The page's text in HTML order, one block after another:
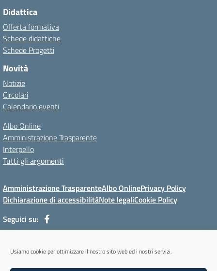
Usiamo cookie per ottimizzare il nostro sito web ed i nostri servizi.
Didattica
Offerta formativa
Schede didattiche
Schede Progetti
Novità
Notizie
Circolari
Calendario eventi
Albo Online
Amministrazione Trasparente
Interpello
Tutti gli argomenti
Amministrazione TrasparenteAlbo OnlinePrivacy Policy
Dichiarazione di accessibilitàNote legaliCookie Policy
Seguici su:
Via Mur di Cadola, 12 - 32100 Belluno (BL) - Tel 0437/31143 - Mail: